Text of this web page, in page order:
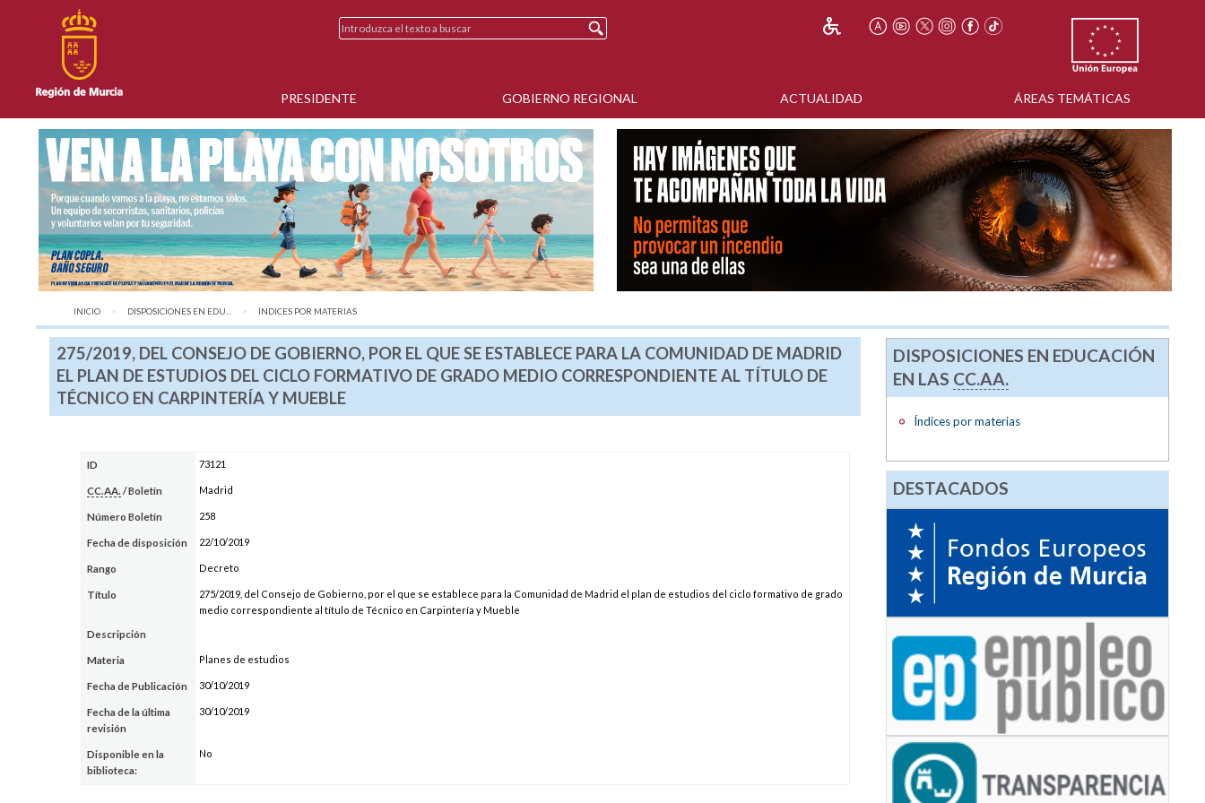
PRESIDENTE GOBIERNO REGIONAL ACTUALIDAD ÁREAS TEMÁTICAS
INICIO DISPOSICIONES EN EDU... AQUÍ:
ÍNDICES POR MATERIAS
275/2019, DEL CONSEJO DE GOBIERNO, POR EL QUE SE ESTABLECE PARA LA COMUNIDAD DE MADRID
EL PLAN DE ESTUDIOS DEL CICLO FORMATIVO DE GRADO MEDIO CORRESPONDIENTE AL TÍTULO DE
TÉCNICO EN CARPINTERÍA Y MUEBLE
ID 73121
CC.AA. / Boletín Madrid
Número Boletín 258
Fecha de disposición 22/10/2019
Rango Decreto
Título
275/2019, del Consejo de Gobierno, por el que se establece para la Comunidad de Madrid el plan de estudios del ciclo formativo de grado
medio correspondiente al título de Técnico en Carpintería y Mueble
Descripción
Materia Planes de estudios
Fecha de Publicación 30/10/2019
Fecha de la última
revisión
30/10/2019
Disponible en la
biblioteca:
No
DISPOSICIONES EN EDUCACIÓN
EN LAS CC.AA.
Índices por materias
DESTACADOS